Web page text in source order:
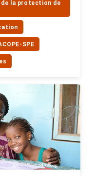
la protection de
SPE